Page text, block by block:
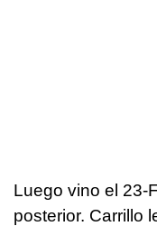
Luego vino el 23-
posterior. Carrillo